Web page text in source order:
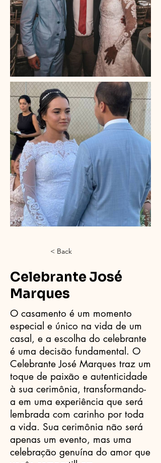
< Back
Celebrante José
Marques
O casamento é um momento
especial e único na vida de um
casal, e a escolha do celebrante
é uma decisão fundamental. O
Celebrante José Marques traz um
toque de paixão e autenticidade
à sua cerimônia, transformando-
a em uma experiência que será
lembrada com carinho por toda
a vida. Sua cerimônia não será
apenas um evento, mas uma
celebração genuína do amor que